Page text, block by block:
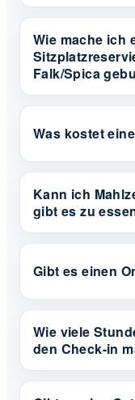
Wie mache ich
Falk/Spica
Was kostet
Kann ich
gibt es zu
Gibt es einen
Wie viele
den Check-in